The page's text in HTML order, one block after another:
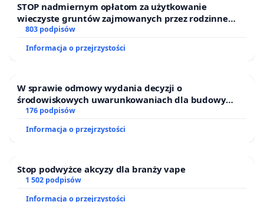
STOP nadmiernym opłatom za użytkowanie
wieczyste gruntów zajmowanych przez rodzinne
ogrody działkowe.
803 podpisów
Informacja o przejrzystości
W sprawie odmowy wydania decyzji o
środowiskowych uwarunkowaniach dla budowy
zakładu wytwarzania biometanu „Krynki” w
Ostrowiu Południowym oraz ochrony mieszkańców i
Puszczy Knyszyńskiej
176 podpisów
Informacja o przejrzystości
Stop podwyżce akcyzy dla branży vape
1 502 podpisów
Informacja o przejrzystości